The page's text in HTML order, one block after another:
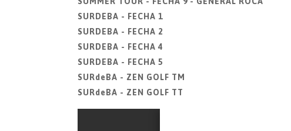
SURDEBA - FECHA 1
SURDEBA - FECHA 2
SURDEBA - FECHA 4
SURDEBA - FECHA 5
SURdeBA - ZEN GOLF TM
SURdeBA - ZEN GOLF TT